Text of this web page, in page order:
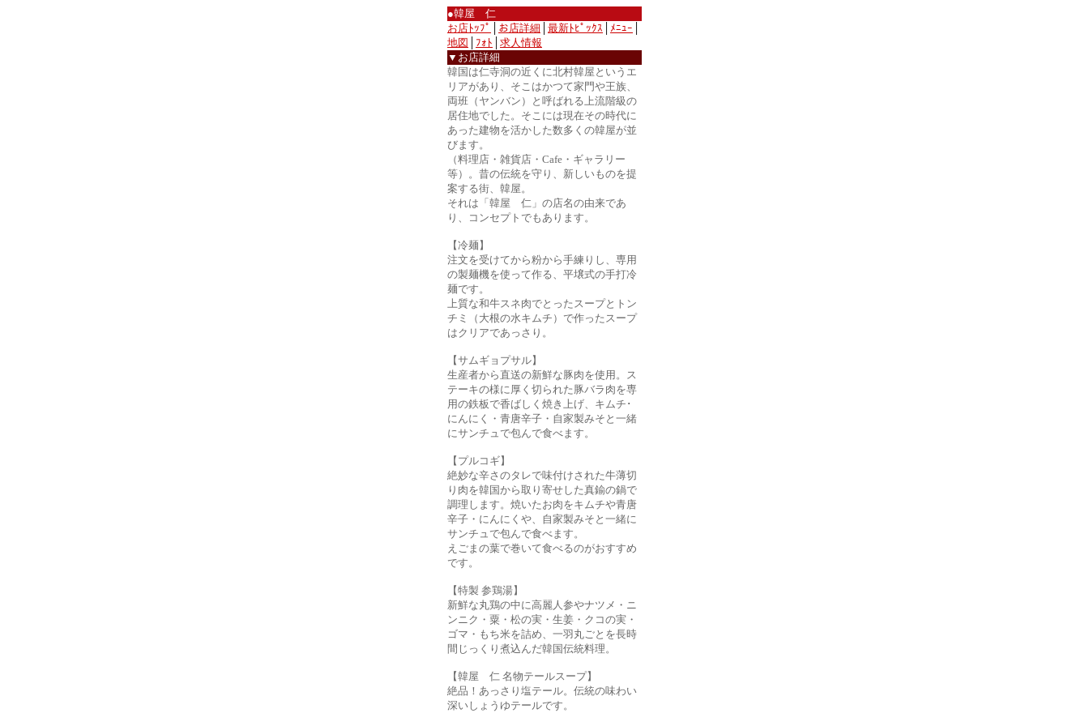
●韓屋 仁
お店ﾄｯﾌﾟ
お店詳細 最新ﾄﾋﾟｯｸｽ ﾒﾆｭｰ
地図
ﾌｫﾄ
求人情報
▼お店詳細
韓国は仁寺洞の近くに北村韓屋というエ
リアがあり、そこはかつて家門や王族、
両班（ヤンバン）と呼ばれる上流階級の
居住地でした。そこには現在その時代に
あった建物を活かした数多くの韓屋が並
びます。
（料理店・雑貨店・Cafe・ギャラリー
等）。昔の伝統を守り、新しいものを提
案する街、韓屋。
それは「韓屋 仁」の店名の由来であ
り、コンセプトでもあります。
【冷麺】
注文を受けてから粉から手練りし、専用
の製麺機を使って作る、平壌式の手打冷
麺です。
上質な和牛スネ肉でとったスープとトン
チミ（大根の水キムチ）で作ったスープ
はクリアであっさり。
【サムギョプサル】
生産者から直送の新鮮な豚肉を使用。ス
テーキの様に厚く切られた豚バラ肉を専
用の鉄板で香ばしく焼き上げ、キムチ･
にんにく・青唐辛子・自家製みそと一緒
にサンチュで包んで食べます。
【プルコギ】
絶妙な辛さのタレで味付けされた牛薄切
り肉を韓国から取り寄せした真鍮の鍋で
調理します。焼いたお肉をキムチや青唐
辛子・にんにくや、自家製みそと一緒に
サンチュで包んで食べます。
えごまの葉で巻いて食べるのがおすすめ
です。
【特製 参鶏湯】
新鮮な丸鶏の中に高麗人参やナツメ・ニ
ンニク・粟・松の実・生姜・クコの実・
ゴマ・もち米を詰め、一羽丸ごとを長時
間じっくり煮込んだ韓国伝統料理。
【韓屋 仁 名物テールスープ】
絶品！あっさり塩テール。伝統の味わい
深いしょうゆテールです。